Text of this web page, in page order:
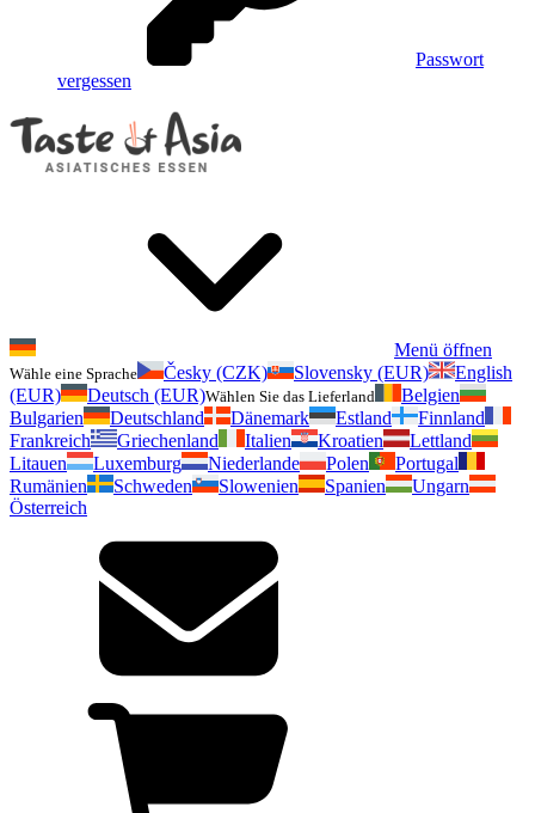
Passwort
vergessen
Menü öffnen
Wähle eine Sprache Česky (CZK) Slovensky (EUR)
English
(EUR)
Deutsch (EUR)Wählen Sie das Lieferland
Belgien
Bulgarien
Deutschland Dänemark Estland
Finnland
Frankreich
Griechenland Italien Kroatien
Lettland
Litauen
Luxemburg Niederlande Polen
Portugal
Rumänien
Schweden Slowenien Spanien
Ungarn
Österreich